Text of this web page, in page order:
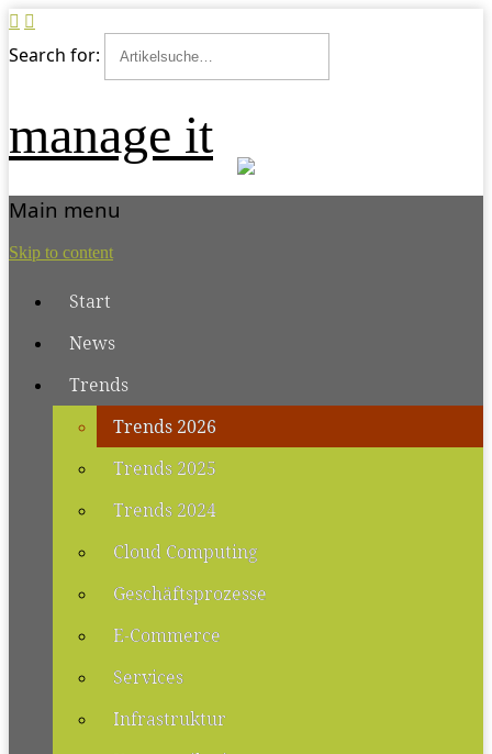
Search for:
manage it
Main menu
Skip to content
Start
News
Trends
Trends 2026
Trends 2025
Trends 2024
Cloud Computing
Geschäftsprozesse
E-Commerce
Services
Infrastruktur